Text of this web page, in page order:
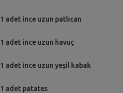
1 adet ince uzun patlıcan
1 adet ince uzun havuç
1 adet ince uzun yeşil kabak
1 adet patates